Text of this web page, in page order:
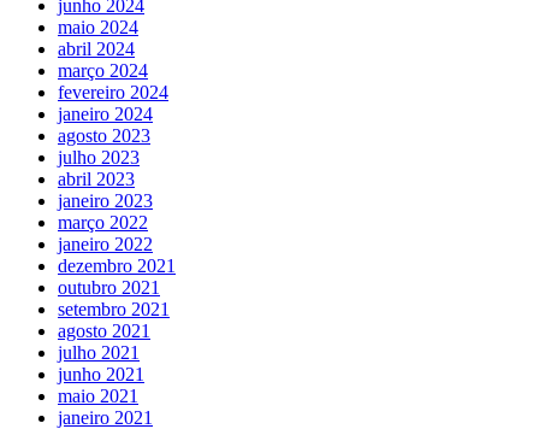
junho 2024
maio 2024
abril 2024
março 2024
fevereiro 2024
janeiro 2024
agosto 2023
julho 2023
abril 2023
janeiro 2023
março 2022
janeiro 2022
dezembro 2021
outubro 2021
setembro 2021
agosto 2021
julho 2021
junho 2021
maio 2021
janeiro 2021